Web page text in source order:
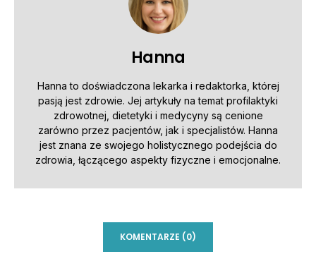
Hanna
Hanna to doświadczona lekarka i redaktorka, której
pasją jest zdrowie. Jej artykuły na temat profilaktyki
zdrowotnej, dietetyki i medycyny są cenione
zarówno przez pacjentów, jak i specjalistów. Hanna
jest znana ze swojego holistycznego podejścia do
zdrowia, łączącego aspekty fizyczne i emocjonalne.
KOMENTARZE (0)